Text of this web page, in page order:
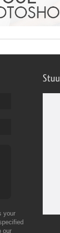
your
our